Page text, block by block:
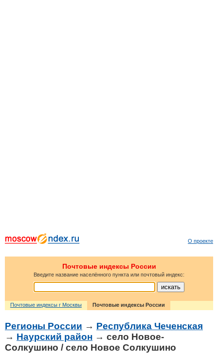
О проекте
Почтовые индексы России
Введите название населённого пункта или почтовый индекс:
Почтовые индексы г Москвы Почтовые индексы России
Регионы России → Республика Чеченская
→ Наурский район → село Новое-
Солкушино / село Новое Солкушино